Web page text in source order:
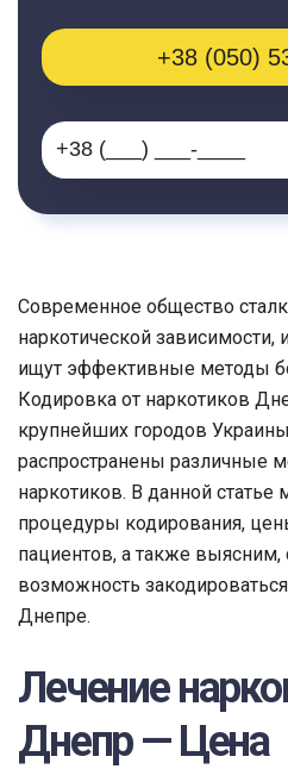
+38 (050)
Современное общество
наркотической
ищут эффективные методы
Кодировка от наркотиков
крупнейших городов
распространены различные
наркотиков. В данной
процедуры кодирования,
пациентов, а также выясним,
возможность
Днепре.
Лечение
Днепр — Цена